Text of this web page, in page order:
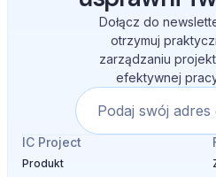
Dołącz do
otrzymuj
zarządzaniu
efektywnej
IC Project
Produkt